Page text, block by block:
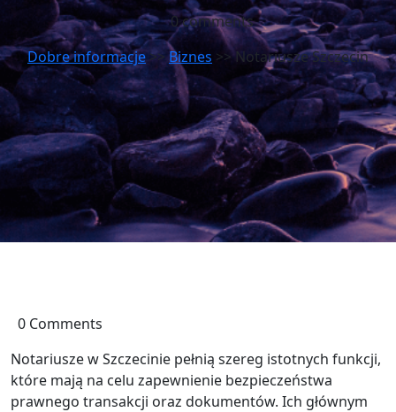
0 comments
Dobre informacje>>Biznes >> Notariusze Szczecin
0 Comments
Notariusze w Szczecinie pełnią szereg istotnych funkcji,
które mają na celu zapewnienie bezpieczeństwa
prawnego transakcji oraz dokumentów. Ich głównym